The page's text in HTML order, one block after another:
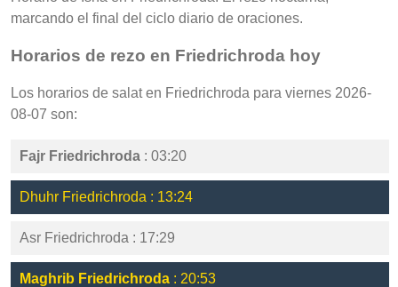
marcando el final del ciclo diario de oraciones.
Horarios de rezo en Friedrichroda hoy
Los horarios de salat en Friedrichroda para viernes 2026-
08-07 son:
Fajr Friedrichroda : 03:20
Dhuhr Friedrichroda : 13:24
Asr Friedrichroda : 17:29
Maghrib Friedrichroda : 20:53